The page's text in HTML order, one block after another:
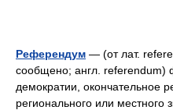
Референдум — (от лат.
сообщено; англ. referendum)
демократии, окончательное
регионального или местного